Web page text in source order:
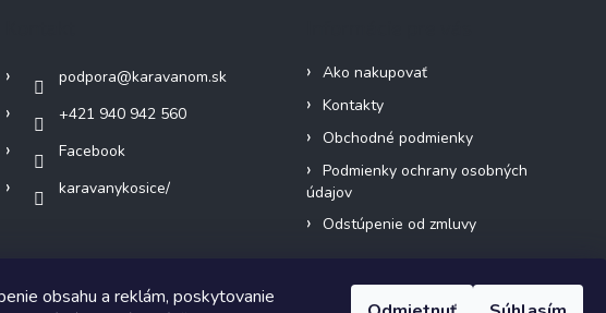
obsahu a reklám, poskytovanie
podpora@karavanom.sk
+421 940 942 560
Facebook
karavanykosice/
Ako nakupovať
Kontakty
Obchodné podmienky
Podmienky ochrany osobných
údajov
Odstúpenie od zmluvy